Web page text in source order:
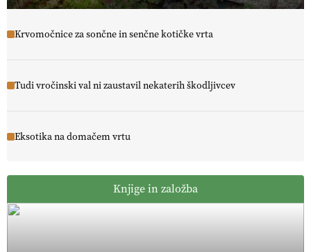
Krvomočnice za sončne in senčne kotičke vrta
Tudi vročinski val ni zaustavil nekaterih škodljivcev
Eksotika na domačem vrtu
Knjige in založba